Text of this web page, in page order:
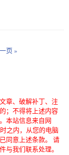
页 »
章、破解补丁、注
；不得将上述内容
本站信息来自网
之内，从您的电脑
同意上述条款。 请
与我们联系处理。